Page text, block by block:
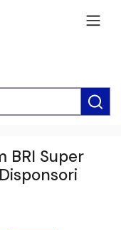
BRI Super